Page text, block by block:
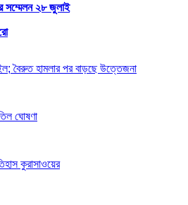
সম্মেলন ২৮ জুলাই
বৈরুত হামলার পর বাড়ছে উত্তেজনা
ঘোষণা
কুরাসাওয়ের